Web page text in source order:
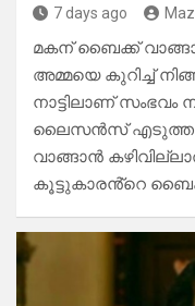
7 days ago
മകന് ബൈക്ക്
അമ്മയെ കുറിച്ച്
നാട്ടിലാണ് സംഭവം
ലൈസൻസ് എടുത്ത
വാങ്ങാൻ
കൂട്ടുകാരൻ്റെ